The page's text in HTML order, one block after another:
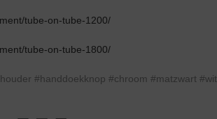
tube-on-tube-1200/
tube-on-tube-1800/
#handdoekknop #chroom #matzwart #wit